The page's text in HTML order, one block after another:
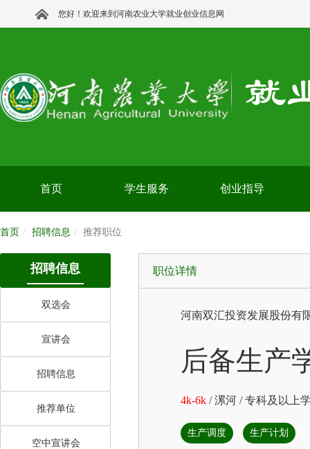
您好！欢迎来到河南农业大学就业创业信息网
首页 学生服务 创业指导
首页 招聘信息 推荐职位
招聘信息
双选会
宣讲会
招聘信息
推荐单位
空中宣讲会
职位详情
河南双汇投资发展股份有
后备生产
4k-6k /漯河 /专科及以上
生产调度 生产计划